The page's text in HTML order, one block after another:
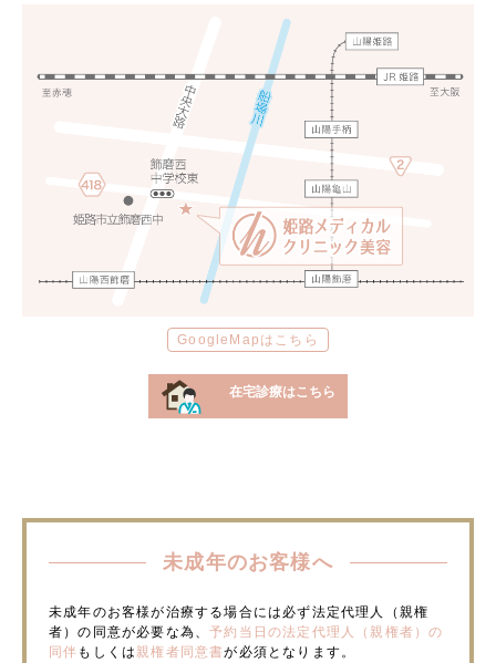
GoogleMapはこちら
在宅診療はこちら
未成年のお客様へ
未成年のお客様が治療する場合には必ず法定代理人（親権
者）の同意が必要な為、予約当日の法定代理人（親権者）の
同伴 もしくは親権者同意書が必須となります。